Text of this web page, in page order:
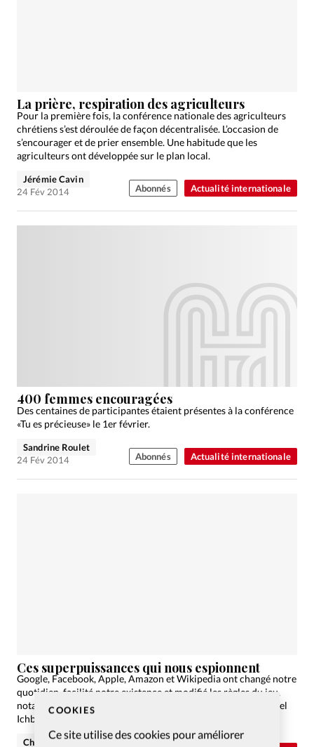
COOKIES
Ce site utilise des cookies pour améliorer
Actualité internationale
La prière, respiration des agriculteurs
Pour la première fois, la conférence nationale des agriculteurs
chrétiens s’est déroulée de façon décentralisée. L’occasion de
s’encourager et de prier ensemble. Une habitude que les
agriculteurs ont développée sur le plan local.
Jérémie Cavin
24 Fév 2014
Abonnés
Actualité internationale
400 femmes encouragées
Des centaines de participantes étaient présentes à la conférence
«Tu es précieuse» le 1er février.
Sandrine Roulet
24 Fév 2014
Abonnés
Ces superpuissances qui nous espionnent
Google, Facebook, Apple, Amazon et Wikipedia ont changé notre
quotidien, facilité notre existence et modifié les règles du jeu,
notamment concernant la sphère privée. Entretien avec Daniel
Ichbiah, auteur des «Nouvelles Superpuissances» (éd. First)
Christian Willi